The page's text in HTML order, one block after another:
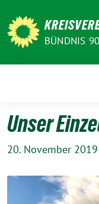
zum
Inhalt
BÜNDNIS
Unser
20. November 2019